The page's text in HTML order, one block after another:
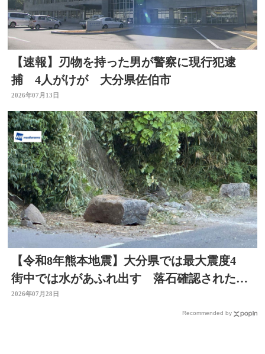
【速報】刃物を持った男が警察に現行犯逮
捕 4人がけが 大分県佐伯市
2026年07月13日
【令和8年熊本地震】大分県では最大震度4
街中では水があふれ出す 落石確認されたと
ころも
2026年07月28日
Recommended by